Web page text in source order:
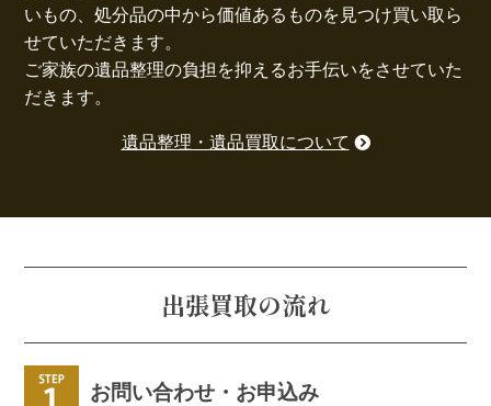
いもの、処分品の中から価値あるものを見つけ買い取ら
せていただきます。
ご家族の遺品整理の負担を抑えるお手伝いをさせていた
だきます。
遺品整理・遺品買取について
出張買取の流れ
お問い合わせ・お申込み